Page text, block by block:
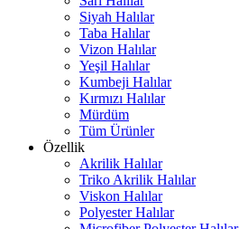
Siyah Halılar
Taba Halılar
Vizon Halılar
Yeşil Halılar
Kumbeji Halılar
Kırmızı Halılar
Mürdüm
Tüm Ürünler
Özellik
Akrilik Halılar
Triko Akrilik Halılar
Viskon Halılar
Polyester Halılar